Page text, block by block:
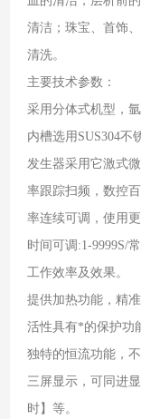
清洁；珠宝、首饰
清洗。
主要技术参数：
采用分体式机型，
内槽选用SUS304不
发生器采用它激式
率跟踪扫频，数控
率连续可调，使用
时间可调:1-9999S/
工作效率及效果。
提供加热功能，精
活性具有*的保护功
独特的恒流功能，
三屏显示，可同进
时】等。